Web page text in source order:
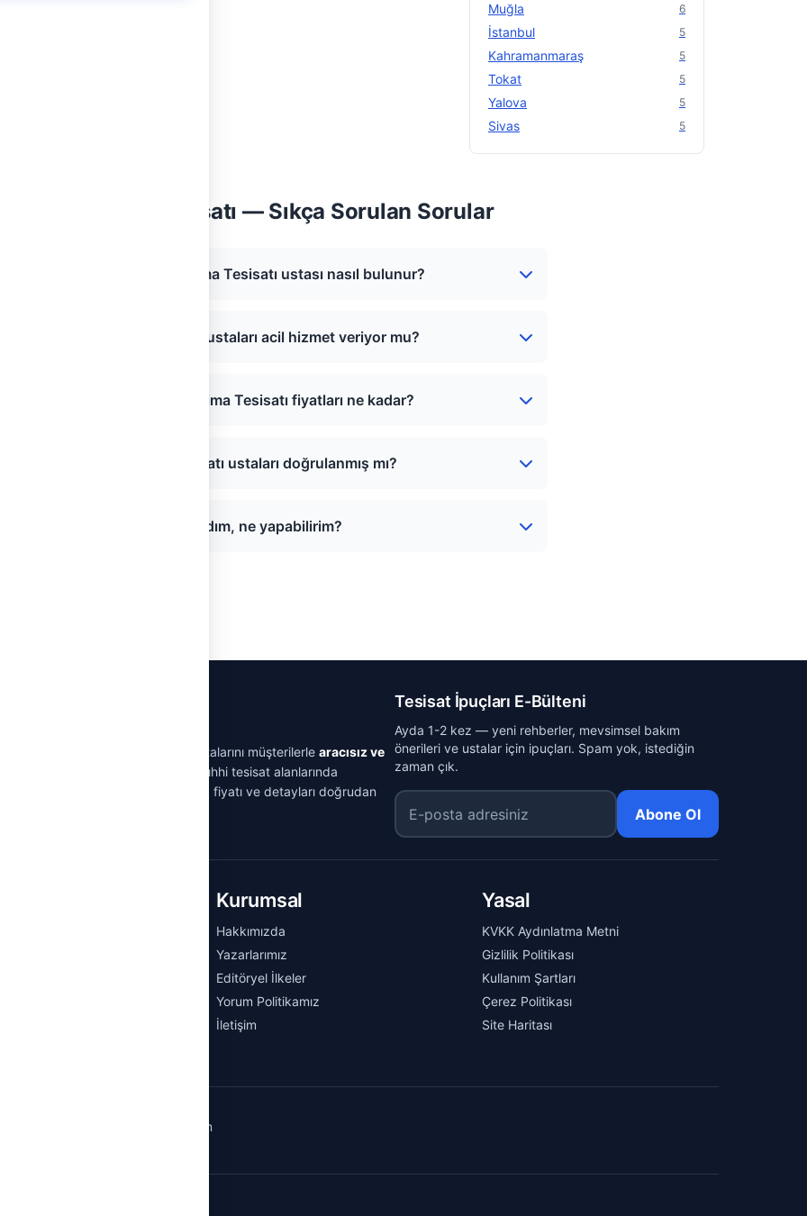
Muğla 6
İstanbul 5
Kahramanmaraş 5
Tokat 5
Yalova 5
Sivas 5
İstanbul Klima Tesisatı — Sıkça Sorulan Sorular
İstanbul bölgesinde Klima Tesisatı ustası nasıl bulunur?
İstanbul Klima Tesisatı ustaları acil hizmet veriyor mu?
İstanbul bölgesinde Klima Tesisatı fiyatları ne kadar?
Kadıköy, İstanbul Klima Tesisatı ustaları doğrulanmış mı?
Sayfada usta bulamadım, ne yapabilirim?
geçmiş tesisat ustalarını müşterilerle aracısız ve
elektrik, klima, doğalgaz ve sıhhi tesisat alanlarında
müşteri yorumlarını okuyup fiyatı ve detayları doğrudan
Tesisat İpuçları E-Bülteni
Ayda 1-2 kez — yeni rehberler, mevsimsel bakım
önerileri ve ustalar için ipuçları. Spam yok, istediğin
zaman çık.
E-posta adresiniz
Abone Ol
Kurumsal
Hakkımızda
Yazarlarımız
Editöryel İlkeler
Yorum Politikamız
İletişim
Yasal
KVKK Aydınlatma Metni
Gizlilik Politikası
Kullanım Şartları
Çerez Politikası
Site Haritası
iletisim@hementesisat.com